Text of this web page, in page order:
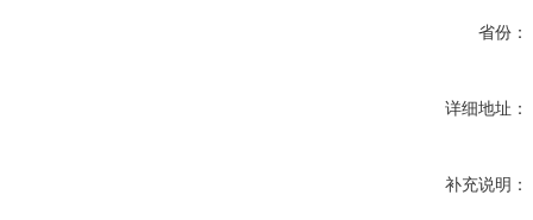
省份：
详细地址：
补充说明：